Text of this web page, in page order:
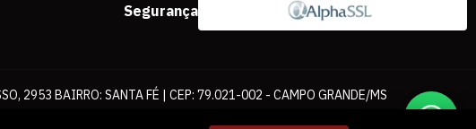
Segurança
2953 BAIRRO: SANTA FÉ | CEP: 79.021-002 - CAMPO GRANDE/MS